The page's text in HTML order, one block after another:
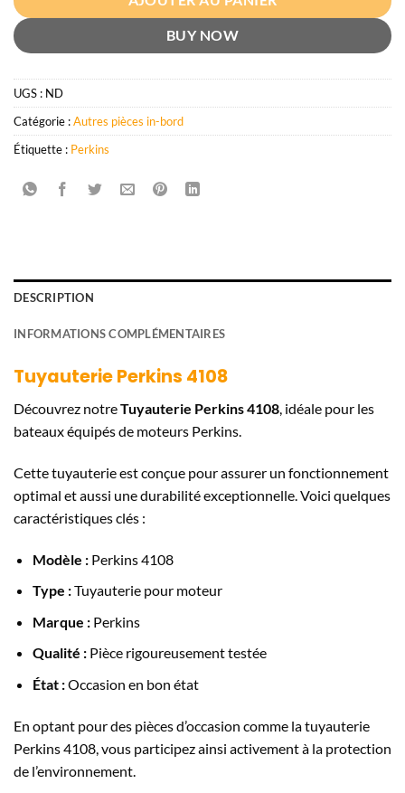
BUY NOW
UGS : ND
Catégorie :Autres pièces in-bord
Étiquette : Perkins
DESCRIPTION
INFORMATIONS COMPLÉMENTAIRES
Tuyauterie Perkins 4108
Découvrez notreTuyauterie Perkins 4108, idéale pour les
bateaux équipés de moteurs Perkins.
Cette tuyauterie est conçue pour assurer un fonctionnement
optimal et aussi une durabilité exceptionnelle. Voici quelques
caractéristiques clés :
Modèle :Perkins 4108
Type :Tuyauterie pour moteur
Marque :Perkins
Qualité :Pièce rigoureusement testée
État :Occasion en bon état
En optant pour des pièces d’occasion comme la tuyauterie
Perkins 4108, vous participez ainsi activement à la protection
de l’environnement.